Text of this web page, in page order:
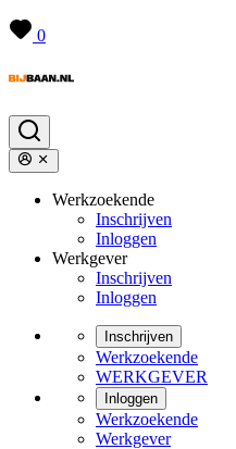
0
Werkzoekende
Inschrijven
Inloggen
Werkgever
Inschrijven
Inloggen
Inschrijven
Werkzoekende
WERKGEVER
Inloggen
Werkzoekende
Werkgever